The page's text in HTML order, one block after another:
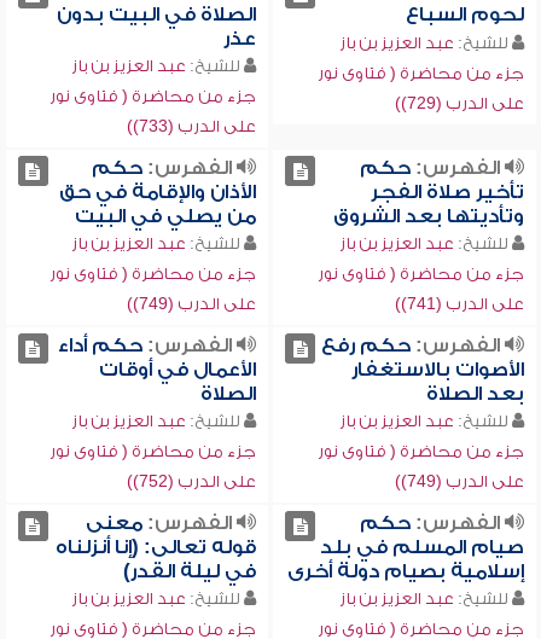
لحوم السباع
للشيخ: عبد العزيز بن باز
جزء من محاضرة ( فتاوى نور
على الدرب (729))
الصلاة في البيت بدون
عذر
للشيخ: عبد العزيز بن باز
جزء من محاضرة ( فتاوى نور
على الدرب (733))
الفهرس:حكم
تأخير صلاة الفجر
وتأديتها بعد الشروق
للشيخ: عبد العزيز بن باز
جزء من محاضرة ( فتاوى نور
على الدرب (741))
الفهرس:حكم
الأذان والإقامة في حق
من يصلي في البيت
للشيخ: عبد العزيز بن باز
جزء من محاضرة ( فتاوى نور
على الدرب (749))
الفهرس:حكم رفع
الأصوات بالاستغفار
بعد الصلاة
للشيخ: عبد العزيز بن باز
جزء من محاضرة ( فتاوى نور
على الدرب (749))
الفهرس:حكم أداء
الأعمال في أوقات
الصلاة
للشيخ: عبد العزيز بن باز
جزء من محاضرة ( فتاوى نور
على الدرب (752))
الفهرس:حكم
صيام المسلم في بلد
إسلامية بصيام دولة أخرى
للشيخ: عبد العزيز بن باز
جزء من محاضرة ( فتاوى نور
الفهرس:معنى
قوله تعالى: (إنا أنزلناه
في ليلة القدر)
للشيخ: عبد العزيز بن باز
جزء من محاضرة ( فتاوى نور